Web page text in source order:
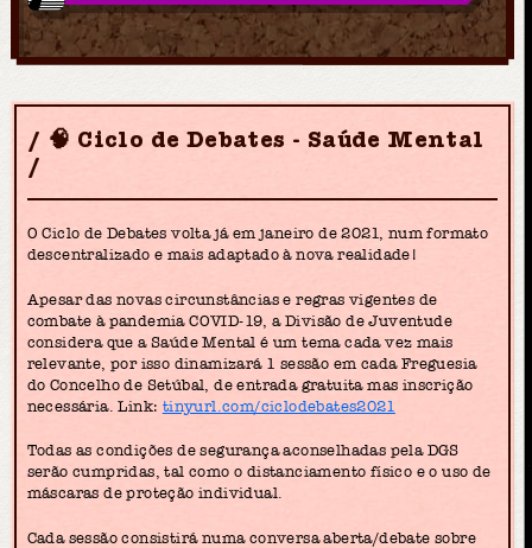
🧠 Ciclo de Debates - Saúde Mental
O Ciclo de Debates volta já em janeiro de 2021, num formato
descentralizado e mais adaptado à nova realidade!
Apesar das novas circunstâncias e regras vigentes de
combate à pandemia COVID-19, a Divisão de Juventude
considera que a Saúde Mental é um tema cada vez mais
relevante, por isso dinamizará 1 sessão em cada Freguesia
do Concelho de Setúbal, de entrada gratuita mas inscrição
necessária. Link: tinyurl.com/ciclodebates2021
Todas as condições de segurança aconselhadas pela DGS
serão cumpridas, tal como o distanciamento físico e o uso de
máscaras de proteção individual.
Cada sessão consistirá numa conversa aberta/debate sobre